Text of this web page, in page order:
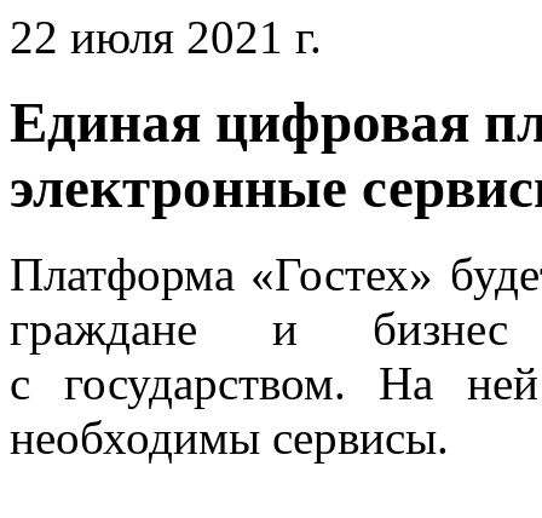
22 июля 2021 г.
Единая цифровая
электронные
Платформа «Гостех»
граждане и бизнес
с государством. На
необходимы сервисы.